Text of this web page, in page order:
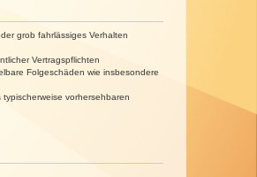
grob fahrlässiges Verhalten
Vertragspflichten
Folgeschäden wie insbesondere
vorhersehbaren